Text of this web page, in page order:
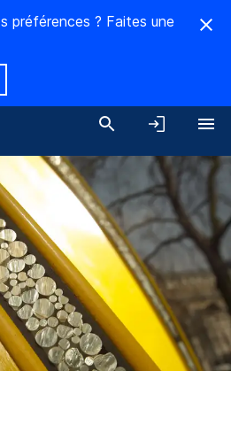
préférences ? Faites une